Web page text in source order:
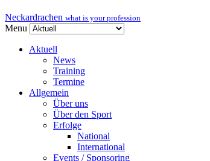
Neckardrachen what is your profession
Menu
Aktuell
News
Training
Termine
Allgemein
Über uns
Über den Sport
Erfolge
National
International
Events / Sponsoring